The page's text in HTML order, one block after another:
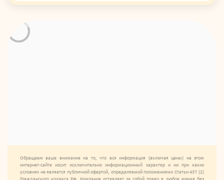
Обращаем ваше внимание на то, что вся информация (включая цены) на этом
интернет-сайте носит исключительно информационный характер и ни при каких
условиях не является публичной офертой, определяемой положениями Статьи 437 (2)